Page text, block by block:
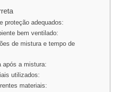
proteção adequados:
bem ventilado:
de mistura e tempo de
após a mistura:
utilizados:
materiais: